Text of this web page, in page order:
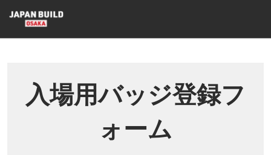
キ
ッ
入場用バッジ登録フ
ォーム